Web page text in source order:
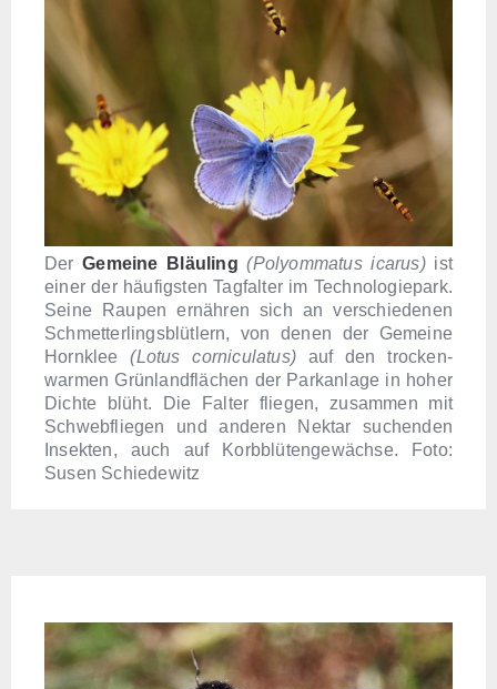
Der Gemeine Bläuling (Polyommatus icarus)ist
einer der häufigsten Tagfalter im Technologiepark.
Seine Raupen ernähren sich an verschiedenen
Schmetterlingsblütlern, von denen der Gemeine
Hornklee(Lotus corniculatus)auf den trocken-
warmen Grünlandflächen der Parkanlage in hoher
Dichte blüht. Die Falter fliegen, zusammen mit
Schwebfliegen und anderen Nektar suchenden
Insekten, auch auf Korbblütengewächse. Foto:
Susen Schiedewitz